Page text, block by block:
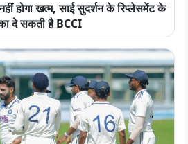
होगा खत्म, साई सुदर्शन के रिप्लेसमेंट के
दे सकती है BCCI